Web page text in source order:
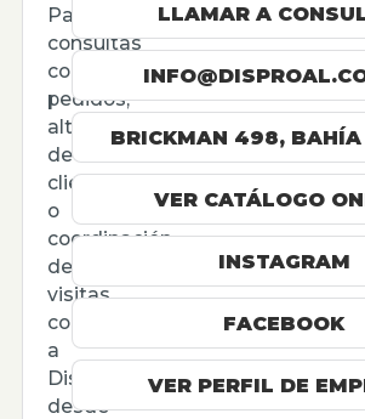
Para
consultas
comerciales,
pedidos,
altas
de
cliente
o
coordinación
de
visitas,
contactá
a
Disproal
desde
LLAMAR A
BRICKMAN 498,
VER CATÁLOGO
INSTAGRAM
FACEBOOK
VER PERFIL DE